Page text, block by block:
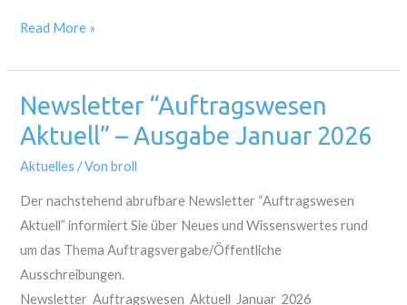
Read More »
Newsletter “Auftragswesen
Aktuell” – Ausgabe Januar 2026
Aktuelles / Vonbroll
Der nachstehend abrufbare Newsletter “Auftragswesen
Aktuell” informiert Sie über Neues und Wissenswertes rund
um das Thema Auftragsvergabe/Öffentliche
Ausschreibungen.
Newsletter_Auftragswesen_Aktuell_Januar_2026
Newsletter
“Auftragswesen
–
Ausgabe
Januar
2026